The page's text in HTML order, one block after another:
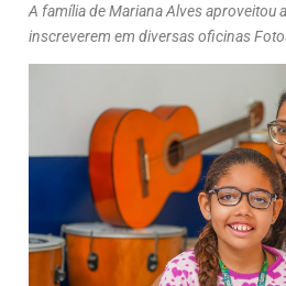
A família de Mariana Alves aproveitou
inscreverem em diversas oficinas